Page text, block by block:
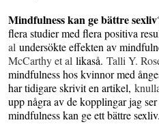
Mindfulness kan ge bättre sexliv
flera studier med flera positiva
al undersökte effekten av
McCarthy et al likaså. Talli Y.
mindfulness hos kvinnor med
har tidigare skrivit en artikel,
upp några av de kopplingar jag
mindfulness kan ge ett bättre sexliv.